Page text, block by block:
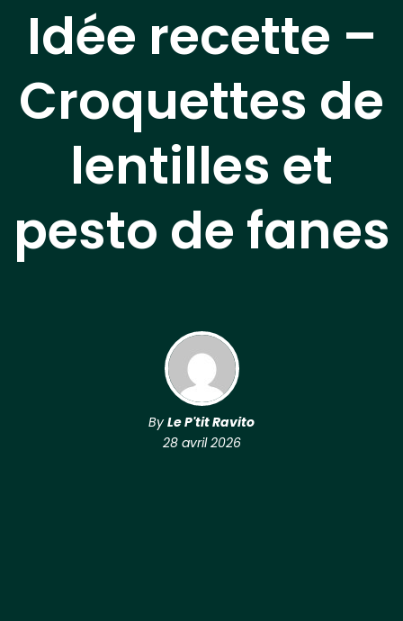
Idée recette –
Croquettes de
lentilles et
pesto de fanes
ByLe P'tit Ravito
28 avril 2026